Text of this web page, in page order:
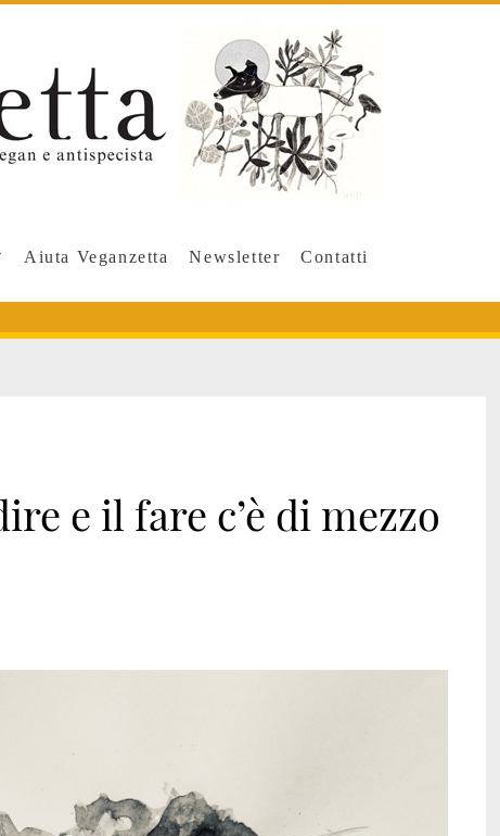
Aiuta Veganzetta Newsletter Contatti
e il fare c’è di mezzo